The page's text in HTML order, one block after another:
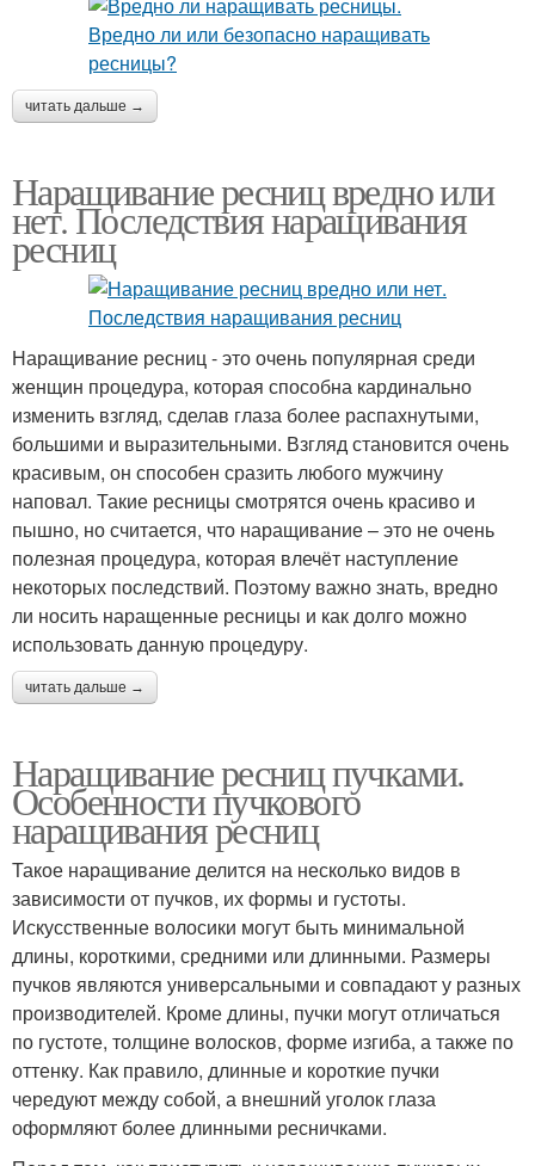
читать дальше →
Наращивание ресниц вредно или
нет. Последствия наращивания
ресниц
Наращивание ресниц - это очень популярная среди
женщин процедура, которая способна кардинально
изменить взгляд, сделав глаза более распахнутыми,
большими и выразительными. Взгляд становится очень
красивым, он способен сразить любого мужчину
наповал. Такие ресницы смотрятся очень красиво и
пышно, но считается, что наращивание – это не очень
полезная процедура, которая влечёт наступление
некоторых последствий. Поэтому важно знать, вредно
ли носить наращенные ресницы и как долго можно
использовать данную процедуру.
читать дальше →
Наращивание ресниц пучками.
Особенности пучкового
наращивания ресниц
Такое наращивание делится на несколько видов в
зависимости от пучков, их формы и густоты.
Искусственные волосики могут быть минимальной
длины, короткими, средними или длинными. Размеры
пучков являются универсальными и совпадают у разных
производителей. Кроме длины, пучки могут отличаться
по густоте, толщине волосков, форме изгиба, а также по
оттенку. Как правило, длинные и короткие пучки
чередуют между собой, а внешний уголок глаза
оформляют более длинными ресничками.